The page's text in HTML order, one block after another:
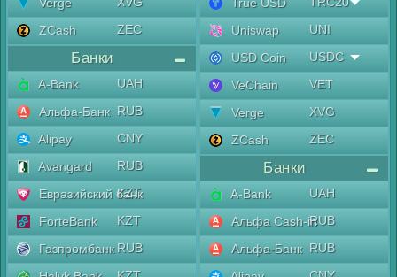
ZCash
ZEC
Банки
A-Bank
UAH
Альфа-Банк RUB
Alipay
CNY
Avangard
RUB
Евразийский банк
KZT
ForteBank
KZT
Газпромбанк RUB
Uniswap
UNI
USD Coin
USDC
VeChain
VET
Verge
XVG
ZCash
ZEC
Банки
A-Bank
UAH
Альфа Cash-inRUB
Альфа-Банк RUB